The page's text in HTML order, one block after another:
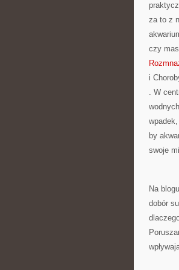
za to z
czy
i
. W
by
swoje
Na
dobór